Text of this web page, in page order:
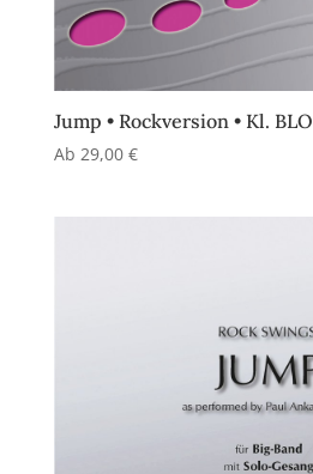
Jump • Rockversion • Kl. BLO
Ab 29,00 €